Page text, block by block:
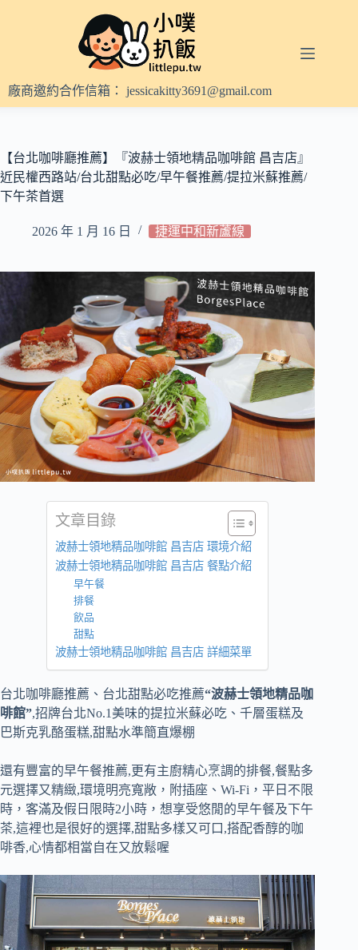
內
容
廠商邀約合作信箱： jessicakitty3691@gmail.com
【台北咖啡廳推薦】『波赫士領地精品咖啡館 昌吉店』
近民權西路站/台北甜點必吃/早午餐推薦/提拉米蘇推薦/
下午茶首選
2026 年 1 月 16 日 捷運中和新蘆線
文章目錄
波赫士領地精品咖啡館 昌吉店 環境介紹
波赫士領地精品咖啡館 昌吉店 餐點介紹
早午餐
排餐
飲品
甜點
波赫士領地精品咖啡館 昌吉店 詳細菜單
台北咖啡廳推薦、台北甜點必吃推薦“波赫士領地精品咖
啡館”,招牌台北No.1美味的提拉米蘇必吃、千層蛋糕及
巴斯克乳酪蛋糕,甜點水準簡直爆棚
還有豐富的早午餐推薦,更有主廚精心烹調的排餐,餐點多
元選擇又精緻,環境明亮寬敞，附插座、Wi-Fi，平日不限
時，客滿及假日限時2小時，想享受悠閒的早午餐及下午
茶,這裡也是很好的選擇,甜點多樣又可口,搭配香醇的咖
啡香,心情都相當自在又放鬆喔